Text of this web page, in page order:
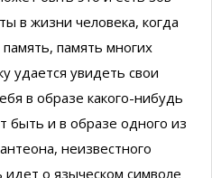
в жизни человека, когда
память многих
удается увидеть свои
в образе какого-нибудь
быть и в образе одного из
неизвестного
о языческом символе